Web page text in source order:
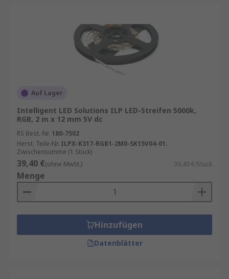
Auf Lager
Intelligent LED Solutions ILP LED-Streifen 5000k,
RGB, 2 m x 12 mm 5V dc
RS Best.-Nr. 180-7502
Herst. Teile-Nr. ILPX-K317-RGB1-2M0-SK15V04-01.
Zwischensumme (1 Stück)
39,40 €(ohne MwSt.) 39,40 €/Stück
Menge
Hinzufügen
Datenblätter